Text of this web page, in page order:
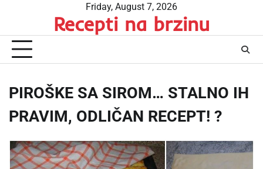
content
Friday, August 7, 2026
Recepti na brzinu
PIROŠKE SA SIROM… STALNO IH
PRAVIM, ODLIČAN RECEPT! ?